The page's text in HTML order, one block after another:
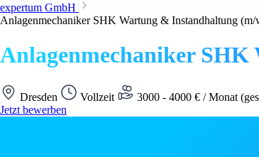
expertum GmbH
Anlagenmechaniker SHK Wartung & Instandhaltung (m/
Anlagenmechaniker
Dresden Vollzeit 3000 - 4000 € / Monat
Jetzt bewerben